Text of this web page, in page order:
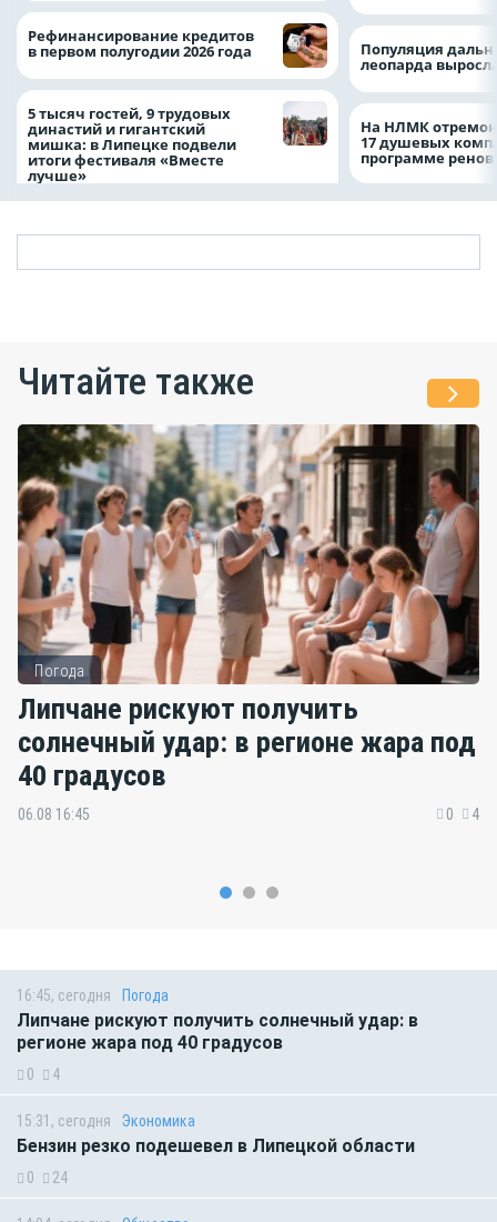
Рефинансирование кредитов
в первом полугодии 2026 года
5 тысяч гостей, 9 трудовых
династий и гигантский
мишка: в Липецке подвели
итоги фестиваля «Вместе
лучше»
Популяция
леопарда
На НЛМК
17 душевых
программе
Читайте также
Погода
Липчане рискуют получить
солнечный удар: в регионе жара под
40 градусов
06.08 16:45 0 4
16:45, сегодня Погода
Липчане рискуют получить солнечный удар: в
регионе жара под 40 градусов
0 4
15:31, сегодня Экономика
Бензин резко подешевел в Липецкой области
0 24